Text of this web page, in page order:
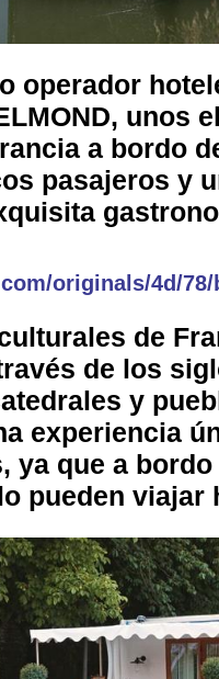
operador
unos
a bordo
pasajeros y
de
de los
y
experiencia
ya que a
pueden viajar